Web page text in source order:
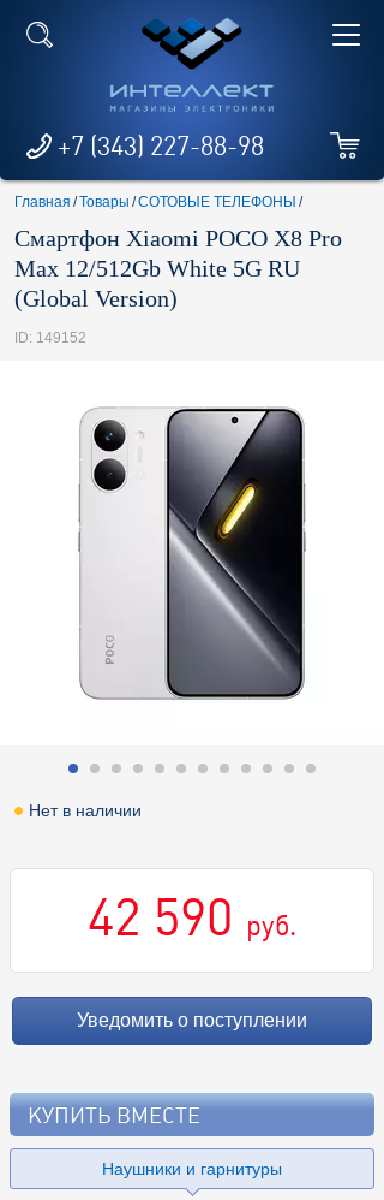
+7 (343) 227-88-98
Главная /Товары /СОТОВЫЕ ТЕЛЕФОНЫ /
Смартфон Xiaomi POCO X8 Pro
Max 12/512Gb White 5G RU
(Global Version)
ID: 149152
Нет в наличии
42 590 руб.
Уведомить о поступлении
КУПИТЬ ВМЕСТЕ
Наушники и гарнитуры